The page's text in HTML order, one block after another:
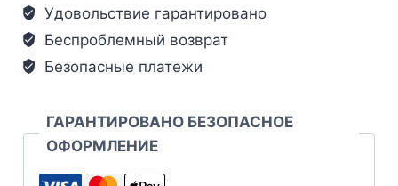
Удовольствие гарантировано
Беспроблемный возврат
Безопасные платежи
ГАРАНТИРОВАНО БЕЗОПАСНОЕ
ОФОРМЛЕНИЕ